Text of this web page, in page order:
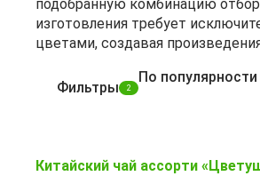
подобранную комбинацию
изготовления требует
цветами, создавая
Фильтры 2
По популярности
Китайский чай ассорти